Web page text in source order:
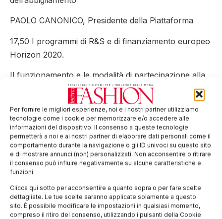
Per fornire le migliori esperienze, noi e i nostri partner utilizziamo
tecnologie come i cookie per memorizzare e/o accedere alle
informazioni del dispositivo. Il consenso a queste tecnologie
permetterà a noi e ai nostri partner di elaborare dati personali come il
comportamento durante la navigazione o gli ID univoci su questo sito
e di mostrare annunci (non) personalizzati. Non acconsentire o ritirare
il consenso può influire negativamente su alcune caratteristiche e
funzioni.
Clicca qui sotto per acconsentire a quanto sopra o per fare scelte
dettagliate. Le tue scelte saranno applicate solamente a questo
sito. È possibile modificare le impostazioni in qualsiasi momento,
compreso il ritiro del consenso, utilizzando i pulsanti della Cookie
PAOLO CANONICO, Presidente della Piattaforma
17,50 I programmi di R&S e di finanziamento europeo
Horizon 2020.
Il funzionamento e le modalità di partecipazione alla
e ai servizi di Euratex
LUTZ WALTER, Segretario della Piattaforma
18,20 Dibattito
18,45 Aperitivo
Tag: Bergamo Confindustria Euratex
Horizon 2020
Piattaforma Tecnologica Europea